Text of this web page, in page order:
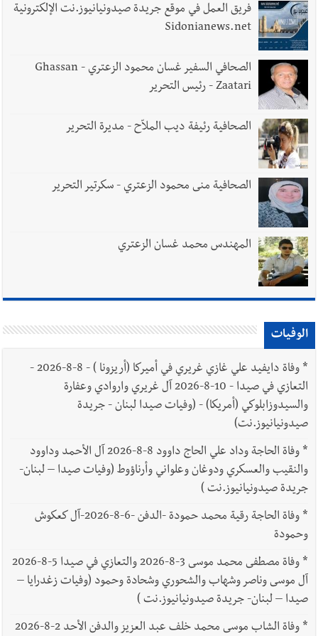
فريق العمل في موقع جريدة صيدونيانيوز.نت الإلكترونية
Sidonianews.net
الصحافي السفير غسان محمود الزعتري - Ghassan
Zaatari - رئيس التحرير
الصحافية رئيفة ديب الملاّح - مديرة التحرير
الصحافية منى محمود الزعتري - سكرتير التحرير
المهندس محمد غسان الزعتري
الوفيات
*
وفاة دايفيد علي غازي غريري في أميركا (أريزونا ) - 8-8-2026 -
التعازي في صيدا - 10-8-2026 آل غريري واروادي وعفارة
والسيدوزابلوكي (أمريكا) - (وفيات صيدا لبنان - جريدة
صيدونيانيوز.نت)
*
وفاة الحاجة وداد علي الحاج داوود 8-8-2026 آل الأحمد وداوود
والنقيب والعسكري ودوغان وعلواني وأرناؤوط (وفيات صيدا – لبنان-
جريدة صيدونيانيوز.نت )
*
وفاة الحاجة رقية محمد حمودة -الدفن -6-8-2026-آل كعكوش
وحمودة
*
وفاة مصطفى محمد موسى 3-8-2026 والتعازي في صيدا 5-8-2026
آل موسى وناصر وشهاب والشحوري وشحادة وحمود (وفيات زغدرايا –
صيدا – لبنان- جريدة صيدونيانيوز.نت )
*
وفاة الشاب موسى محمد خلف عبد العزيز والدفن الأحد 2-8-2026